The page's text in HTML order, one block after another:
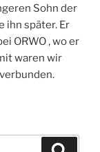
Sohn der
ihn später. Er
ORWO , wo er
waren wir